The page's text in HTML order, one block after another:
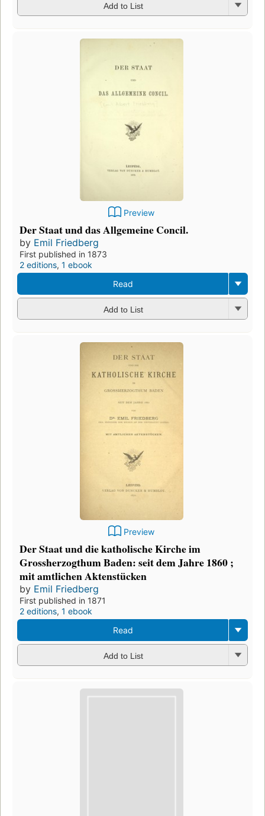
Add to List
Preview
Der Staat und das Allgemeine Concil.
by Emil Friedberg
First published in 1873
2 editions, 1 ebook
Read
Add to List
Preview
Der Staat und die katholische Kirche im
Grossherzogthum Baden: seit dem Jahre 1860 ;
mit amtlichen Aktenstücken
by Emil Friedberg
First published in 1871
2 editions, 1 ebook
Read
Add to List